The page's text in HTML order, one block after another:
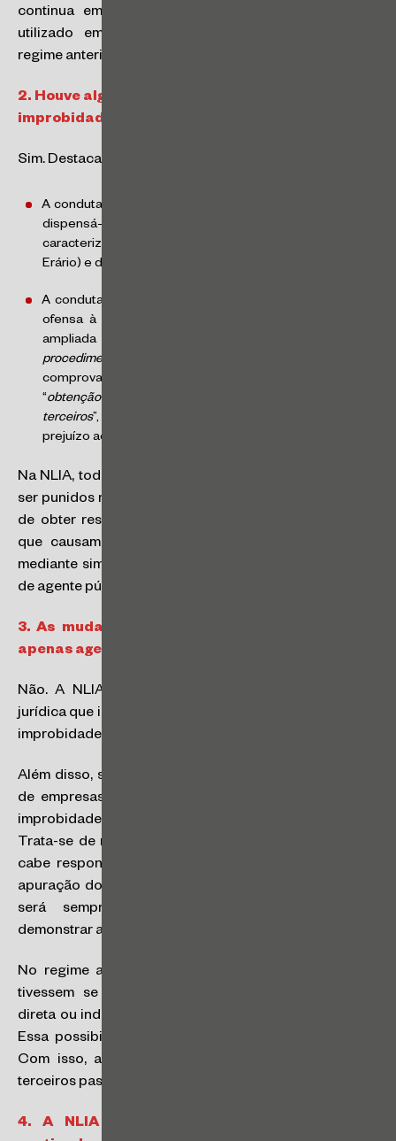
continua em vigor. O termo “Nova Lei” vem sendo
utilizado em função da modificação profunda do
regime anterior.
2. Houve alguma mudança na relação dos atos de
improbidade administrativa?
Sim. Destacamos algumas alterações importantes:
A conduta de frustrar a licitude de processo licitatório ou
dispensá-lo indevidamente agora depende da
caracterização de “
Erário) e de dolo.
A conduta de frustrar a licitude de concurso público em
ofensa à imparcialidade e ao caráter concorrencial foi
ampliada para contemplar também “
procedimento licitatório
comprovado o dolo de agente público(a) para a
“obtenção de benefício próprio, direto ou indireto, ou de
terceiros”, mas não é necessária a comprovação de
prejuízo ao Erário.
Na NLIA, todos os atos de improbidade apenas podem
ser punidos mediante comprovação de dolo específico
de obter resultado ilícito. No regime anterior, os atos
que causam prejuízo ao Erário podiam ser punidos
mediante simples comprovação de culpa (negligência)
de agente público(a).
3.As mudanças introduzidas pela NLIA afetam
apenas agentes público(a)s?
Não. A NLIA se aplica a qualquer pessoa física ou
jurídica que induza ou concorra de forma dolosa para a
improbidade, de forma semelhante ao regime anterior.
Além disso, sócios, cotistas, diretores e colaboradores
de empresas privadas podem responder por atos de
improbidade caso participem e se beneficiem dos atos.
Trata-se de mudança que busca deixar claro que não
cabe responsabilização objetiva do setor privado na
apuração dos atos de improbidade indicados na NLIA;
será sempre necessário ao Ministério Público
demonstrar a prática de ações ou omissões concretas.
No regime anterior, pessoas físicas ou jurídicas que
tivessem se beneficiado da improbidade de forma
direta ou indireta também estavam sujeitas às sanções.
Essa possibilidade específica foi excluída pela NLIA.
Com isso, as hipóteses de aplicação de sanções a
terceiros passaram a ser mais restrita.
4. A NLIA trata de condutas inapropriadas